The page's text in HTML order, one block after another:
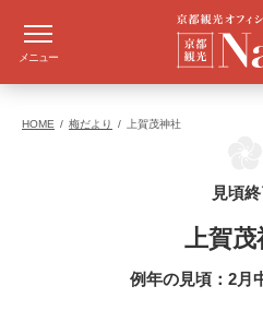
メニュー
HOME 梅だより 上賀茂神社
見頃
上賀茂
例年の見頃：2月